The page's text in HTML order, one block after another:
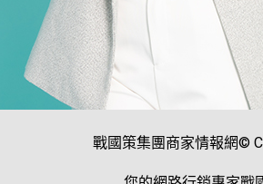
戰國策集團商家情報網©